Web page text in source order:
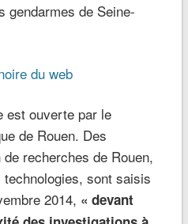
gendarmes de Seine-
du web
est ouverte par le
de Rouen. Des
recherches de Rouen,
sont saisis
2014, « devant